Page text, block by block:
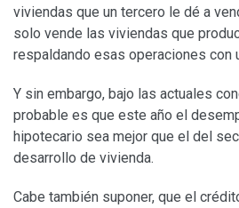
viviendas que un tercero le dé a
solo vende las viviendas que
respaldando esas operaciones con
Y sin embargo, bajo las actuales
probable es que este año el
hipotecario sea mejor que el del
desarrollo de vivienda.
Cabe también suponer, que el